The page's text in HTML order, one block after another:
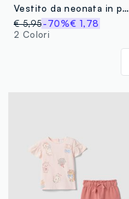
Vestito da neonata in puro cotone arancione regular fit
€ 5,95-70%€ 1,78
2 Colori